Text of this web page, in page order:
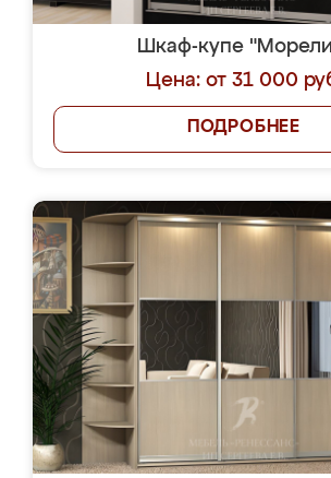
Шкаф-купе
Цена: от 31 000
ПОДРОБНЕЕ